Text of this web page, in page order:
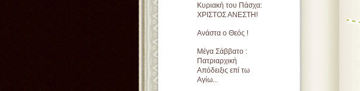
Κυριακή του Πάσχα:
ΧΡΙΣΤΟΣ ΑΝΕΣΤΗ!
Ανάστα ο Θεός !
Μέγα Σάββατο :
Πατριαρχική
Απόδειξις επί τω
Αγίω...